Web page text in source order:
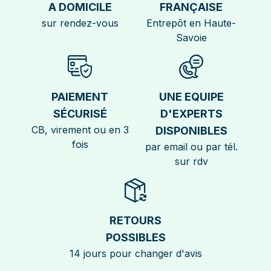
A DOMICILE
sur rendez-vous
FRANÇAISE
Entrepôt en Haute-
Savoie
PAIEMENT
SÉCURISÉ
CB, virement ou en 3
fois
UNE EQUIPE
D'EXPERTS
DISPONIBLES
par email ou par tél.
sur rdv
RETOURS
POSSIBLES
14 jours pour changer d'avis